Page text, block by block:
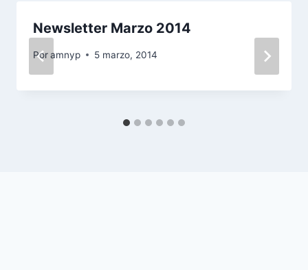
Newsletter Marzo 2014
Poramnyp 5 marzo, 2014